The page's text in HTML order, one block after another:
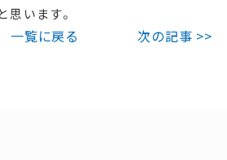
思います。
一覧に戻る 次の記事 >>